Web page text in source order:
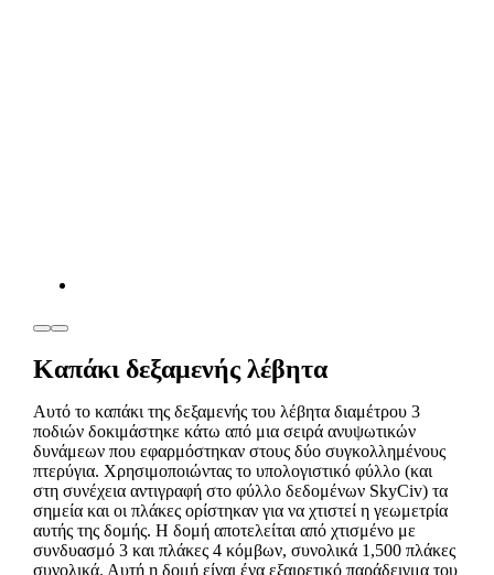
Καπάκι δεξαμενής λέβητα
Αυτό το καπάκι της δεξαμενής του λέβητα διαμέτρου 3
ποδιών δοκιμάστηκε κάτω από μια σειρά ανυψωτικών
δυνάμεων που εφαρμόστηκαν στους δύο συγκολλημένους
πτερύγια. Χρησιμοποιώντας το υπολογιστικό φύλλο (και
στη συνέχεια αντιγραφή στο φύλλο δεδομένων SkyCiv) τα
σημεία και οι πλάκες ορίστηκαν για να χτιστεί η γεωμετρία
αυτής της δομής. Η δομή αποτελείται από χτισμένο με
συνδυασμό 3 και πλάκες 4 κόμβων, συνολικά 1,500 πλάκες
συνολικά. Αυτή η δομή είναι ένα εξαιρετικό παράδειγμα του